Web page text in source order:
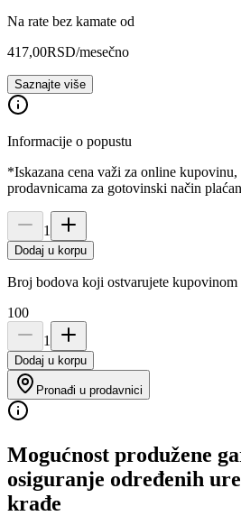
Na rate bez kamate od
417,00RSD/mesečno
Saznajte više
Informacije o popustu
*Iskazana cena važi za online
prodavnicama za gotovinski način
1
Dodaj u korpu
Broj bodova koji ostvarujete kupovinom
100
1
Dodaj u korpu
Pronađi u prodavnici
Mogućnost produžene
osiguranje određenih
krađe